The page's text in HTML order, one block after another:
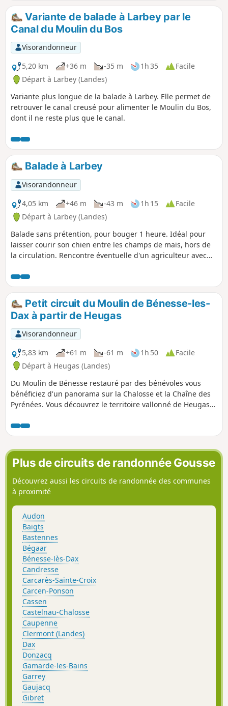
Variante de balade à Larbey par le
Canal du Moulin du Bos
Visorandonneur
5,20 km
+36 m -35 m 1h 35
Facile
Départ à Larbey (Landes)
Variante plus longue de la balade à Larbey. Elle permet de
retrouver le canal creusé pour alimenter le Moulin du Bos,
dont il ne reste plus que le canal.
Balade à Larbey
Visorandonneur
4,05 km
+46 m -43 m 1h 15
Facile
Départ à Larbey (Landes)
Balade sans prétention, pour bouger 1 heure. Idéal pour
laisser courir son chien entre les champs de maïs, hors de
la circulation. Rencontre éventuelle d'un agriculteur avec
Petit circuit du Moulin de Bénesse-les-
Dax à partir de Heugas
Visorandonneur
5,83 km
+61 m -61 m 1h 50
Facile
Départ à Heugas (Landes)
Du Moulin de Bénesse restauré par des bénévoles vous
bénéficiez d'un panorama sur la Chalosse et la Chaîne des
Pyrénées. Vous découvrez le territoire vallonné de Heugas
moins sept châteaux d'eau. Aux heures d'ouverture, vous
pouvez acheter pain, viennoiseries et boissons chaudes au
parking du moulin.
Plus de circuits de randonnée Gousse
Découvrez aussi les circuits de randonnée des communes
à proximité
Audon
Baigts
Bastennes
Bégaar
Bénesse-lès-Dax
Candresse
Carcarès-Sainte-Croix
Carcen-Ponson
Cassen
Castelnau-Chalosse
Caupenne
Clermont (Landes)
Dax
Donzacq
Gamarde-les-Bains
Garrey
Gaujacq
Gibret